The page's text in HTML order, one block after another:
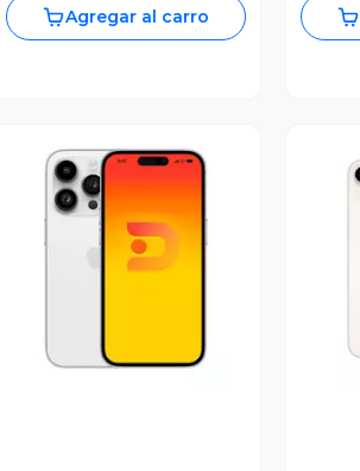
Agregar al carro
Vista Previa